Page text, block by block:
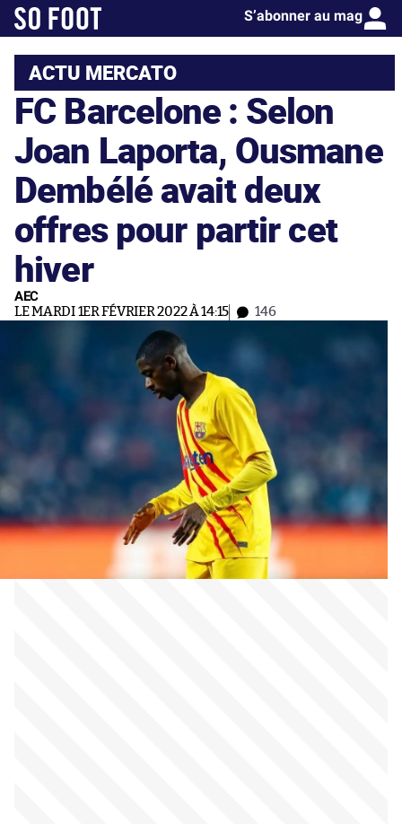
S’abonner au mag
ACTU MERCATO
FC Barcelone : Selon
Joan Laporta, Ousmane
Dembélé avait deux
offres pour partir cet
hiver
AEC
LE MARDI 1ER FÉVRIER 2022 À 14:15 146